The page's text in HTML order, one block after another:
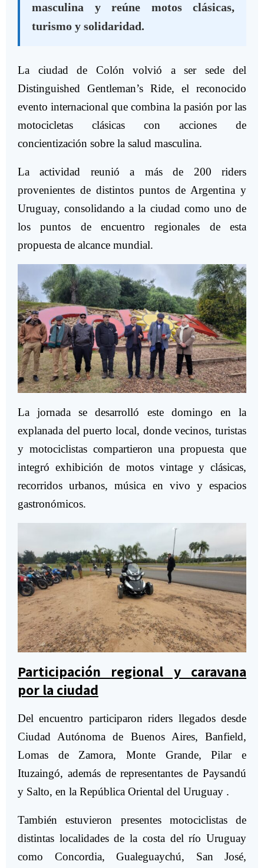
masculina y reúne motos clásicas,
turismo y solidaridad.
La ciudad de Colón volvió a ser sede del
Distinguished Gentleman’s Ride, el reconocido
evento internacional que combina la pasión por las
motocicletas clásicas con acciones de
concientización sobre la salud masculina.
La actividad reunió a más de 200 riders
provenientes de distintos puntos de Argentina y
Uruguay, consolidando a la ciudad como uno de
los puntos de encuentro regionales de esta
propuesta de alcance mundial.
La jornada se desarrolló este domingo en la
explanada del puerto local, donde vecinos, turistas
y motociclistas compartieron una propuesta que
integró exhibición de motos vintage y clásicas,
recorridos urbanos, música en vivo y espacios
gastronómicos.
Participación regional y caravana
por la ciudad
Del encuentro participaron riders llegados desde
Ciudad Autónoma de Buenos Aires, Banfield,
Lomas de Zamora, Monte Grande, Pilar e
Ituzaingó, además de representantes de Paysandú
y Salto, en la República Oriental del Uruguay .
También estuvieron presentes motociclistas de
distintas localidades de la costa del río Uruguay
como Concordia, Gualeguaychú, San José,